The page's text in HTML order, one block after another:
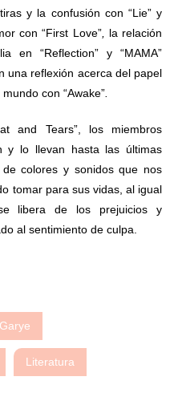
y la confusión con “Lie” y
con “First Love”, la relación
en “Reflection” y “MAMA”
una reflexión acerca del papel
con “Awake”
and Tears”, los miembros
y lo llevan hasta las últimas
colores y sonidos que nos
tomar para sus vidas, al igual
libera de los prejuicios y
al sentimiento de culpa.
Garye
Literatura